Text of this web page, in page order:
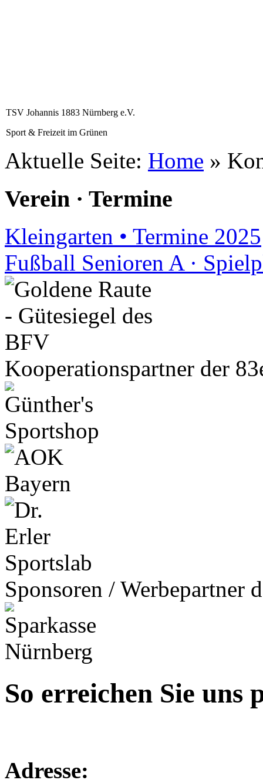
TSV Johannis 1883 Nürnberg e.V.
Sport & Freizeit im Grünen
Aktuelle Seite: Home »
Verein · Termine
Kleingarten • Termine 2025
Fußball Senioren A ·
Kooperationspartner der
Sponsoren / Werbepartner
So erreichen Sie uns
Adresse: